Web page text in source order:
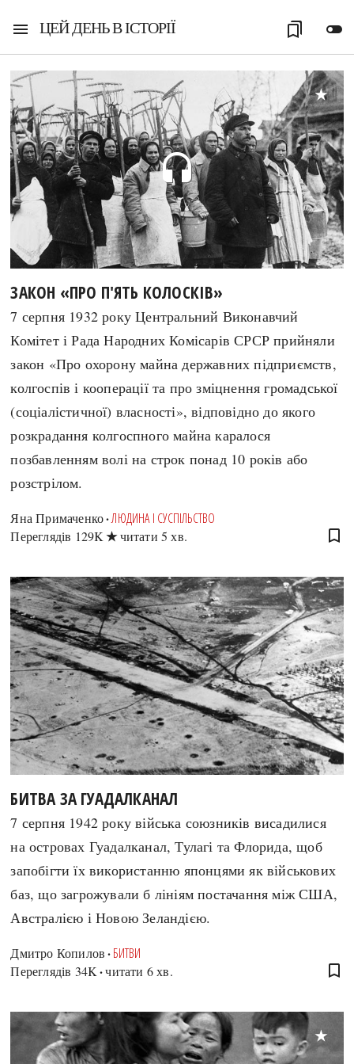
menu ЦЕЙ ДЕНЬ В ІСТОРІЇ toggle_off
bookmarks
search
СЬОГОДНІ
ПРАВИЛА ЖИТТЯ
КАРТИ
НОТА БЕНЕ
ПРЯМА МОВА
МОЯ ІСТОРІЯ
Рубрики
Авіація і космонавтика
Архітектура і будівництво
Битви і війни
Катастрофи
Кримінал
Культура і мистецтво
Людина і суспільство
Наука, освіта і техніка
Особистості
Подорожі і відкриття
Релігія
Спорт
Чудеса світу
Україна
Княжа доба
Козацька доба
Українська революція
Україна радянська
ЗНО
Хронологія
Античні часи
Темні віки
Новітня історія
Наш час
headset
ЗАКОН «ПРО П'ЯТЬ КОЛОСКІВ»
7 серпня 1932 року Центральний Виконавчий
Комітет і Рада Народних Комісарів СРСР прийняли
закон «Про охорону майна державних підприємств,
колгоспів і кооперації та про зміцнення громадської
(соціалістичної) власності», відповідно до якого
розкрадання колгоспного майна каралося
позбавленням волі на строк понад 10 років або
розстрілом.
Яна Примаченко ЛЮДИНА І СУСПІЛЬСТВО
Переглядів 129K читати 5 хв. bookmark_border
БИТВА ЗА ГУАДАЛКАНАЛ
7 серпня 1942 року війська союзників висадилися
на островах Гуадалканал, Тулагі та Флорида, щоб
запобігти їх використанню японцями як військових
баз, що загрожували б лініям постачання між США,
Австралією і Новою Зеландією.
Дмитро Копилов БИТВИ
Переглядів 34K читати 6 хв. bookmark_border